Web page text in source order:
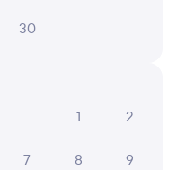
30
1
2
7 8 9